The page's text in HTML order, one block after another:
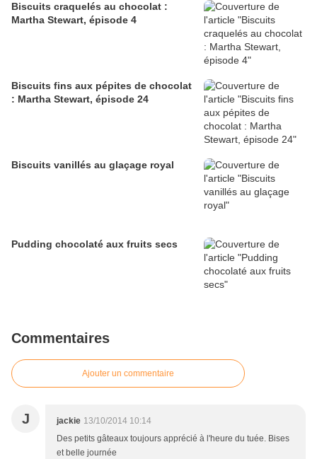
Biscuits craquelés au chocolat :
Martha Stewart, épisode 4
Biscuits fins aux pépites de chocolat
: Martha Stewart, épisode 24
Biscuits vanillés au glaçage royal
Pudding chocolaté aux fruits secs
Commentaires
Ajouter un commentaire
J jackie 13/10/2014 10:14
Des petits gâteaux toujours apprécié à l'heure du tuée. Bises
et belle journée